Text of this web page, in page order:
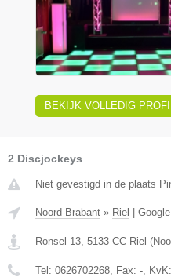
BEKIJK VOLLEDIG
2 Discjockeys
Niet gevestigd in de plaats
Noord-Brabant » Riel |
Ronsel 13 5133 CC Riel (
Tel: 0626702268 , Fax: - , KvK: